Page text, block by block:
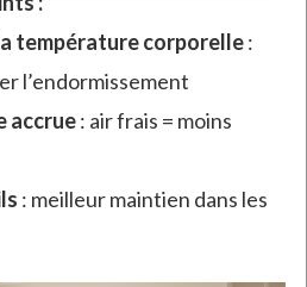
température corporelle:
l’endormissement
accrue: air frais = moins
: meilleur maintien dans les